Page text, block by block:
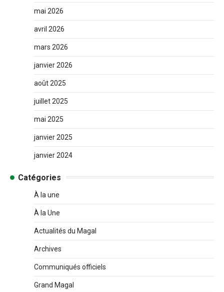
mai 2026
avril 2026
mars 2026
janvier 2026
août 2025
juillet 2025
mai 2025
janvier 2025
janvier 2024
Catégories
À la une
À la Une
Actualités du Magal
Archives
Communiqués officiels
Grand Magal